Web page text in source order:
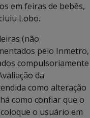
em feiras de bebês,
Lobo.
(não
pelo Inmetro,
compulsoriamente
da
como alteração
como confiar que o
o usuário em